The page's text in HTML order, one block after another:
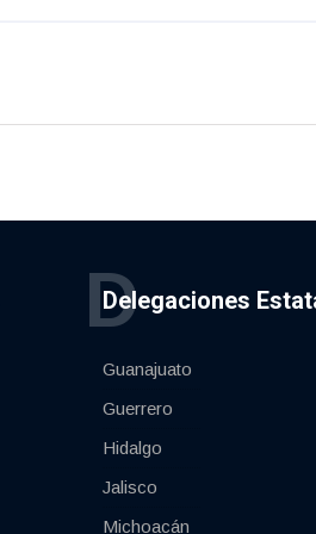
Delegaciones
D
Guanajuato
Guerrero
Hidalgo
Jalisco
Michoacán